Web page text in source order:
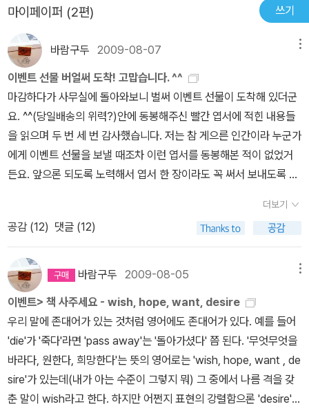
라미드 밑바닥의 부(富)’인데, 한국에서는 딱 실용서 느낌으로 제목
을 붙였다. ‘저소득층 시장을 공략하라’라니, 한국에 와서 멋대가리 없
게 변한 책 제목 몇 순위 안에 끼지 않을까 싶을 정도의 형편없는 작명
이다. 책은 단순하다면 단순하고, 복잡하다면 복잡하다. 기본 발상은
단순하다. ▲이제는 다 같이 잘 사는 자본주의를 모색할 때가 되었다
▲그런데 저소득층은 왜곡된 시장구조 때문에 여태까지 자본주의의
혜택을 못 입었다 ▲자원봉사와 구호활동 만으로는 안 된다, 민간기
업이 들어가서 자본주의적 방법으로 삶의 질을 높일 수 있도록 해줘
야 한다 ▲저소득층 시장을 개척하는 것은 기업들에게도 이익이다,
큰 시장이기 때문이다.저자는 저소득층들의 세계도 충분히 ‘시장
성’이 있음을 살피고, 저소득층은 브랜드 가치를 모른다거나 좋은 상
품에 관심이 없다거나 첨단 기술을 수용·소화할 능력이 없다는 식의
편견은 사실이 아님을 여러 사례들을 들어 보여준다. 책은 전제와 사
례가 번갈아 나오는 형식으로 돼 있다. 다만 저소득층 시장을 개척하
려면 상품의 포장에서부터 유통에 이르기까지 지금까지의 방식과는
다른 혁신이 필요하다는 점을 지적하고, 이런 혁신을 통해 저소득층
시장에 훌륭히 진입해 사람들의 삶의 질을 높여 준 기업들의 사례를
분석한다. 뒷부분은 거의 케이스 스터디인데 전반부에서부터 계속 인
용돼 왔던 기업들 사례를 좀더 상세히 설명해놓은 수준이라 동어반복
이 많아 대충대충 읽었다. 어쨌든 전반적으로 참신하고, 새로운 시각
마이페이퍼 (2편) 쓰기
바람구두 2009-08-07
이벤트 선물 버얼써 도착! 고맙습니다. ^^
마감하다가 사무실에 돌아와보니 벌써 이벤트 선물이 도착해 있더군
요. ^^(당일배송의 위력?)안에 동봉해주신 빨간 엽서에 적힌 내용들
을 읽으며 두 번 세 번 감사했습니다. 저는 참 게으른 인간이라 누군가
에게 이벤트 선물을 보낼 때조차 이런 엽서를 동봉해본 적이 없었거
든요. 앞으론 되도록 노력해서 엽서 한 장이라도 꼭 써서 보내도록 해
더보기
공감 (12) 댓글 (12)
바람구두 2009-08-05
이벤트> 책 사주세요 - wish, hope, want, desire
우리 말에 존대어가 있는 것처럼 영어에도 존대어가 있다. 예를 들어
'die'가 '죽다'라면 'pass away'는 '돌아가셨다' 쯤 된다. '무엇무엇을
바라다, 원한다, 희망한다'는 뜻의 영어로는 'wish, hope, want , de
sire'가 있는데(내가 아는 수준이 그렇지 뭐) 그 중에서 나름 격을 갖
춘 말이 wish라고 한다. 하지만 어쩐지 표현의 강렬함으론 'desire'를